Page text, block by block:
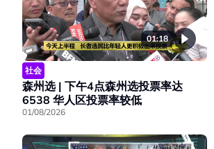
01:18
社会
森州选 | 下午4点森州选投票率达
6538 华人区投票率较低
01/08/2026